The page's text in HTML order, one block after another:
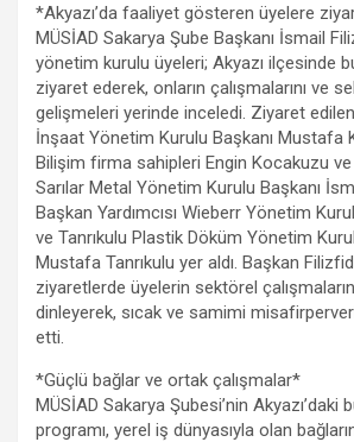
*Akyazı’da faaliyet gösteren üyelere
MÜSİAD Sakarya Şube Başkanı İsmail
yönetim kurulu üyeleri; Akyazı ilçesinde
ziyaret ederek, onların çalışmalarını ve
gelişmeleri yerinde inceledi. Ziyaret
İnşaat Yönetim Kurulu Başkanı Mustafa
Bilişim firma sahipleri Engin Kocakuzu
Sarılar Metal Yönetim Kurulu Başkanı
Başkan Yardımcısı Wieberr Yönetim
ve Tanrıkulu Plastik Döküm Yönetim
Mustafa Tanrıkulu yer aldı. Başkan
ziyaretlerde üyelerin sektörel
dinleyerek, sıcak ve samimi
etti.
*Güçlü bağlar ve ortak çalışmalar*
MÜSİAD Sakarya Şubesi’nin Akyazı’daki
programı, yerel iş dünyasıyla olan